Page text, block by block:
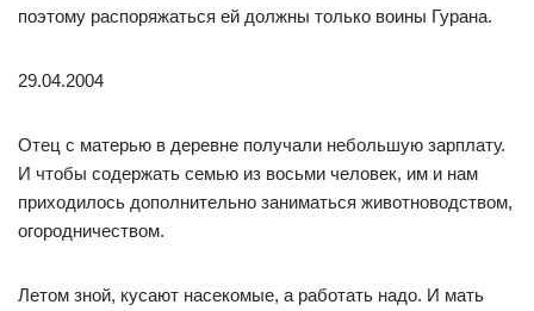
поэтому распоряжаться ей должны только воины Гурана.
29.04.2004
Отец с матерью в деревне получали небольшую зарплату.
И чтобы содержать семью из восьми человек, им и нам
приходилось дополнительно заниматься животноводством,
огородничеством.
Летом зной, кусают насекомые, а работать надо. И мать